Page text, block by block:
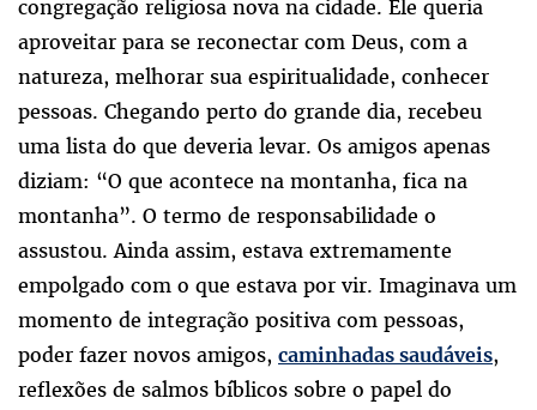
congregação religiosa nova na cidade. Ele queria
aproveitar para se reconectar com Deus, com a
natureza, melhorar sua espiritualidade, conhecer
pessoas. Chegando perto do grande dia, recebeu
uma lista do que deveria levar. Os amigos apenas
diziam: “O que acontece na montanha, fica na
montanha”. O termo de responsabilidade o
assustou. Ainda assim, estava extremamente
empolgado com o que estava por vir. Imaginava um
momento de integração positiva com pessoas,
poder fazer novos amigos, caminhadas saudáveis,
reflexões de salmos bíblicos sobre o papel do